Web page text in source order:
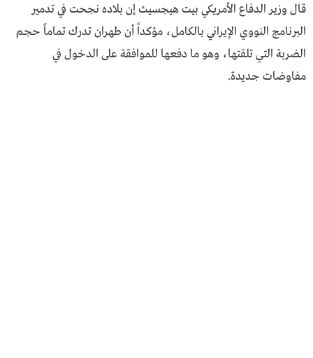
قال وزير الدفاع الأمريكي بيت هيجسيث إن بلاده نجحت في تدمير
البرنامج النووي الإيراني بالكامل، مؤكداً أن طهران تدرك تماماً حجم
الضربة التي تلقتها، وهو ما دفعها للموافقة على الدخول في
مفاوضات جديدة.